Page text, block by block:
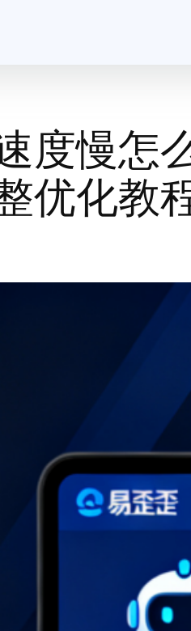
度慢怎
优化教